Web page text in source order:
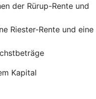
der Rürup-Rente und
Riester-Rente und eine
Kapital